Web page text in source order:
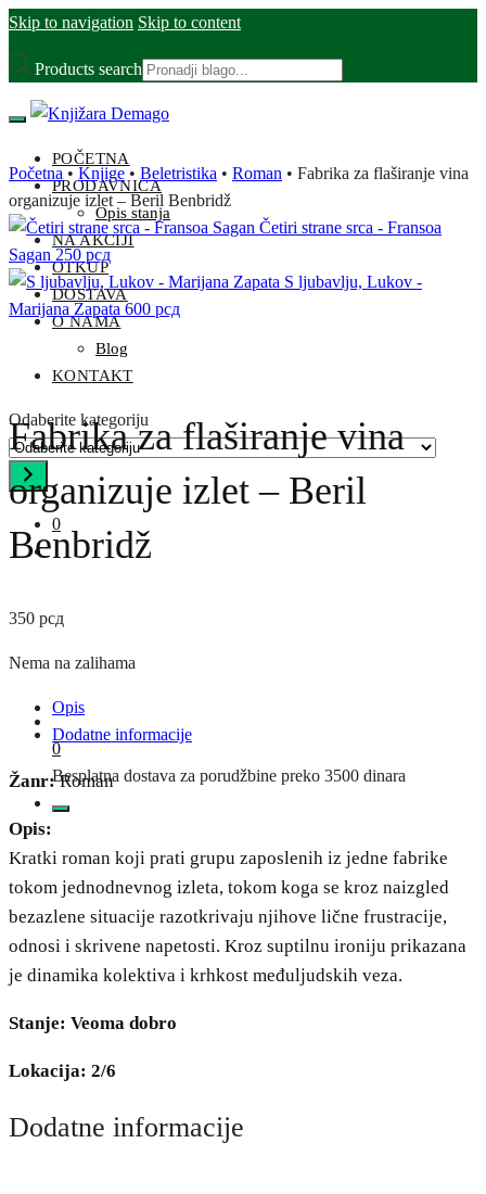
Skip to navigation Skip to content
Products search
POČETNA
PRODAVNICA
Opis stanja
NA AKCIJI
OTKUP
DOSTAVA
O NAMA
Blog
KONTAKT
Odaberite kategoriju
0
0
Besplatna dostava za porudžbine preko 3500 dinara
Početna • Knjige • Beletristika • Roman • Fabrika za flaširanje vina
organizuje izlet – Beril Benbridž
Četiri strane srca - Fransoa
Sagan 250 рсд
S ljubavlju, Lukov -
Marijana Zapata 600 рсд
Fabrika za flaširanje vina
organizuje izlet – Beril
Benbridž
350 рсд
Nema na zalihama
Opis
Dodatne informacije
Žanr:Roman
Opis:
Kratki roman koji prati grupu zaposlenih iz jedne fabrike
tokom jednodnevnog izleta, tokom koga se kroz naizgled
bezazlene situacije razotkrivaju njihove lične frustracije,
odnosi i skrivene napetosti. Kroz suptilnu ironiju prikazana
je dinamika kolektiva i krhkost međuljudskih veza.
Stanje: Veoma dobro
Lokacija: 2/6
Dodatne informacije